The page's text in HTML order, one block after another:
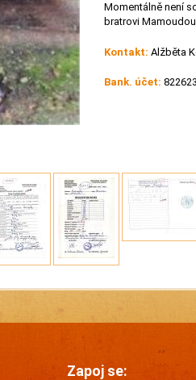
Momentálně není
bratrovi
Kontakt: Alžběta
Bank. účet:
Zapoj se: